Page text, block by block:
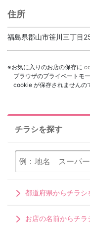
住所
福島県郡山市笹川三丁目
※お気に入りのお店の保存に
ブラウザのプライベートモ
cookie が保存されませんの
チラシを探す
都道府県からチラシ
お店の名前からチラ